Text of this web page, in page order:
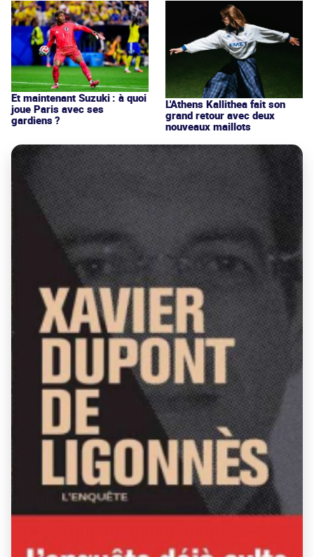
Et maintenant Suzuki : à quoi
joue Paris avec ses
gardiens ?
L'Athens Kallithea fait son
grand retour avec deux
nouveaux maillots